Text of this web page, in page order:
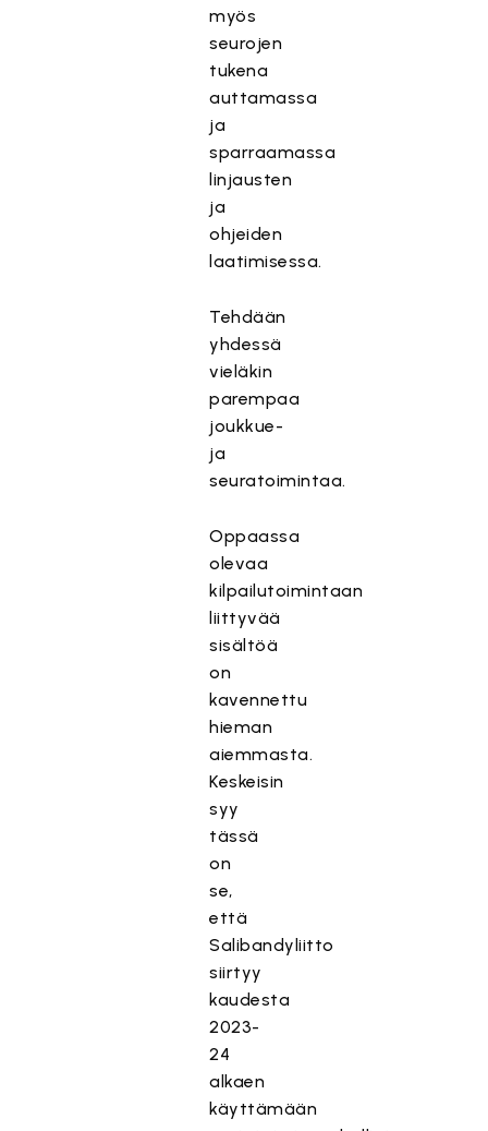
myös
seurojen
tukena
auttamassa
ja
sparraamassa
linjausten
ja
ohjeiden
laatimisessa.
Tehdään
yhdessä
vieläkin
parempaa
joukkue-
ja
seuratoimintaa.
Oppaassa
olevaa
kilpailutoimintaan
liittyvää
sisältöä
on
kavennettu
hieman
aiemmasta.
Keskeisin
syy
tässä
on
se,
että
Salibandyliitto
siirtyy
kaudesta
2023-
24
alkaen
käyttämään